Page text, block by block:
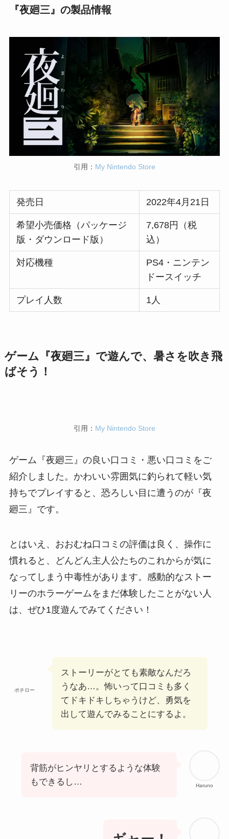
『夜廻三』の製品情報
引用： My Nintendo Store
発売日 2022年4月21日
希望小売価格（パッケージ
版・ダウンロード版）
7,678円（税
込）
対応機種
PS4・ニンテン
ドースイッチ
プレイ人数 1人
ゲーム『夜廻三』で遊んで、暑さを吹き飛
ばそう！
引用： My Nintendo Store
ゲーム『夜廻三』の良い口コミ・悪い口コミをご
紹介しました。かわいい雰囲気に釣られて軽い気
持ちでプレイすると、恐ろしい目に遭うのが『夜
廻三』です。
とはいえ、おおむね口コミの評価は良く、操作に
慣れると、どんどん主人公たちのこれからが気に
なってしまう中毒性があります。感動的なストー
リーのホラーゲームをまだ体験したことがない人
は、ぜひ1度遊んでみてください！
ポチロー
ストーリーがとても素敵なんだろ
うなあ…。怖いって口コミも多く
てドキドキしちゃうけど、勇気を
出して遊んでみることにするよ。
Haruno
背筋がヒンヤリとするような体験
もできるし…